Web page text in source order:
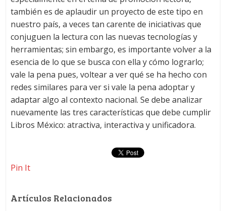
también es de aplaudir un proyecto de este tipo en
nuestro país, a veces tan carente de iniciativas que
conjuguen la lectura con las nuevas tecnologías y
herramientas; sin embargo, es importante volver a la
esencia de lo que se busca con ella y cómo lograrlo;
vale la pena pues, voltear a ver qué se ha hecho con
redes similares para ver si vale la pena adoptar y
adaptar algo al contexto nacional. Se debe analizar
nuevamente las tres características que debe cumplir
Libros México: atractiva, interactiva y unificadora.
Pin It
Artículos Relacionados